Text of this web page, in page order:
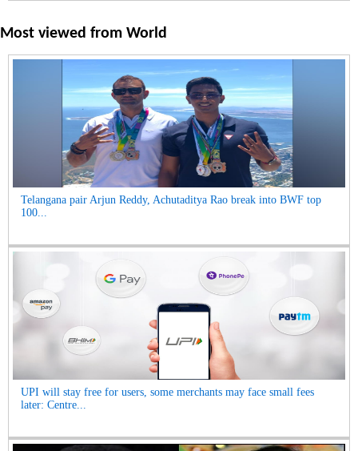
Most viewed from World
Telangana pair Arjun Reddy, Achutaditya Rao break into BWF top
100...
UPI will stay free for users, some merchants may face small fees
later: Centre...